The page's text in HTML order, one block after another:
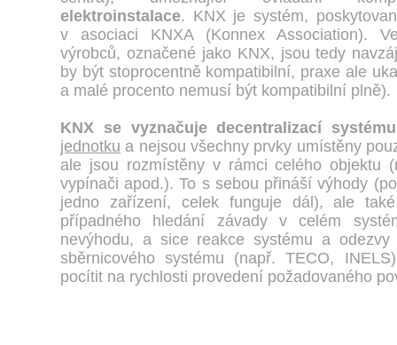
elektroinstalace. KNX je systém,
v asociaci KNXA (Konnex Association).
výrobců, označené jako KNX, jsou tedy
by být stoprocentně kompatibilní, praxe ale
a malé procento nemusí být kompatibilní plně).
KNX se vyznačuje decentralizací systému
jednotku a nejsou všechny prvky umístěny
ale jsou rozmístěny v rámci celého objektu
vypínači apod.). To s sebou přináší výhody
jedno zařízení, celek funguje dál), ale
případného hledání závady v celém
nevýhodu, a sice reakce systému a
sběrnicového systému (např. TECO,
pocítit na rychlosti provedení požadovaného